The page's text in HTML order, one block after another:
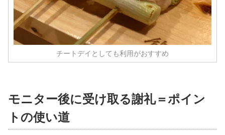
チートデイとしても利用がおすすめ
モニター後に受け取る謝礼＝ポイン
トの使い道